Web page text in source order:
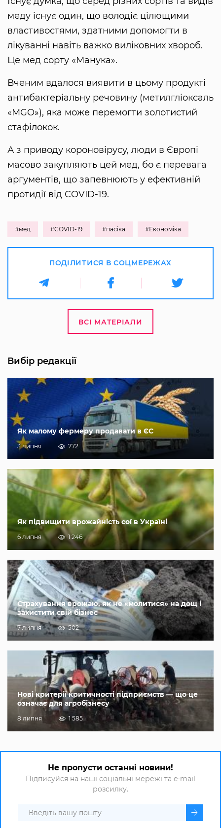
меду існує один, що володіє цілющими
властивостями, здатними допомогти в
лікуванні навіть важко виліковних хвороб.
Це мед сорту «Манука».
Вченим вдалося виявити в цьому продукті
антибактеріальну речовину (метилгліоксаль
«MGO»), яка може перемогти золотистий
стафілокок.
А з приводу короновірусу, люди в Європі
масово закупляють цей мед, бо є перевага
аргументів, що запевнюють у ефективній
протидії від COVID-19.
#мед #COVID-19 #пасіка #Економіка
ПОДІЛИТИСЯ В СОЦМЕРЕЖАХ
ВСІ МАТЕРІАЛИ
Вибір редакції
Як малому фермеру продавати в ЄС
3 липня 772
Як підвищити врожайність сої в Україні
6 липня 1 246
Страхування врожаю, як не «молитися» на дощ і
захистити свій бізнес
7 липня 502
Нові критерії критичності підприємств — що це
означає для агробізнесу
8 липня 1 585
Не пропусти останні новини!
Підписуйся на наші соціальні мережі та e-mail
розсилку.